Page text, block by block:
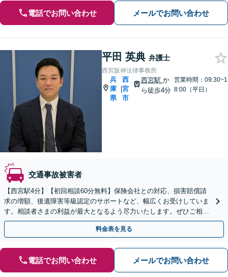
電話でお問い合わせ メールでお問い合わせ
平田 英典 弁護士
西宮阪神法律事務所
兵
庫
県
|
西
宮
市
西宮駅 か
ら徒歩4分
営業時間：09:30~1
8:00（平日）
交通事故被害者
【西宮駅4分】【初回相談60分無料】保険会社との対応、損害賠償請
求の増額、後遺障害等級認定のサポートなど、幅広くお受けしていま
す。相談者さまの利益が最大となるよう尽力いたします。ぜひご相談
ください。【休日・夜間面談可】【WEB面談可】
料金表を見る
電話でお問い合わせ メールでお問い合わせ